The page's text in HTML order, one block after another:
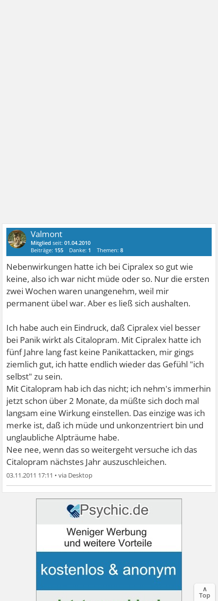
Valmont
Mitglied seit:01.04.2010
Beiträge: 155 Danke: 1 Themen:8
Nebenwirkungen hatte ich bei Cipralex so gut wie
keine, also ich war nicht müde oder so. Nur die ersten
zwei Wochen waren unangenehm, weil mir
permanent übel war. Aber es ließ sich aushalten.
Ich habe auch ein Eindruck, daß Cipralex viel besser
bei Panik wirkt als Citalopram. Mit Cipralex hatte ich
fünf Jahre lang fast keine Panikattacken, mir gings
ziemlich gut, ich hatte endlich wieder das Gefühl "ich
selbst" zu sein.
Mit Citalopram hab ich das nicht; ich nehm's immerhin
jetzt schon über 2 Monate, da müßte sich doch mal
langsam eine Wirkung einstellen. Das einzige was ich
merke ist, daß ich müde und unkonzentriert bin und
unglaubliche Alpträume habe.
Nee nee, wenn das so weitergeht versuche ich das
Citalopram nächstes Jahr auszuschleichen.
03.11.2011 17:11 •
∧
Top